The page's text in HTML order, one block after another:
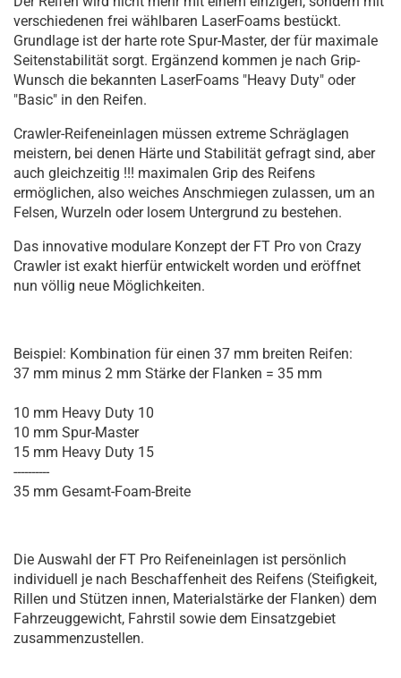
verschiedenen frei wählbaren LaserFoams bestückt.
Grundlage ist der harte rote Spur-Master, der für maximale
Seitenstabilität sorgt. Ergänzend kommen je nach Grip-
Wunsch die bekannten LaserFoams "Heavy Duty" oder
"Basic" in den Reifen.
Crawler-Reifeneinlagen müssen extreme Schräglagen
meistern, bei denen Härte und Stabilität gefragt sind, aber
auch gleichzeitig !!! maximalen Grip des Reifens
ermöglichen, also weiches Anschmiegen zulassen, um an
Felsen, Wurzeln oder losem Untergrund zu bestehen.
Das innovative modulare Konzept der FT Pro von Crazy
Crawler ist exakt hierfür entwickelt worden und eröffnet
nun völlig neue Möglichkeiten.
Beispiel: Kombination für einen 37 mm breiten Reifen:
37 mm minus 2 mm Stärke der Flanken = 35 mm
10 mm Heavy Duty 10
10 mm Spur-Master
15 mm Heavy Duty 15
----------
35 mm Gesamt-Foam-Breite
Die Auswahl der FT Pro Reifeneinlagen ist persönlich
individuell je nach Beschaffenheit des Reifens (Steifigkeit,
Rillen und Stützen innen, Materialstärke der Flanken) dem
Fahrzeuggewicht, Fahrstil sowie dem Einsatzgebiet
zusammenzustellen.